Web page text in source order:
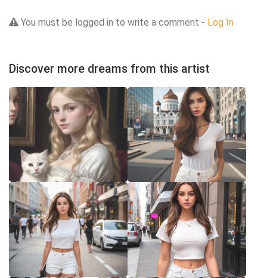
You must be logged in to write a comment - Log In
Discover more dreams from this artist